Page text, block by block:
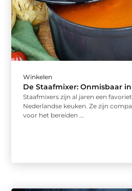
Winkelen
De Staafmixer: Onmisbaar
Staafmixers zijn al jaren een
Nederlandse keuken. Ze zijn
voor het bereiden ...